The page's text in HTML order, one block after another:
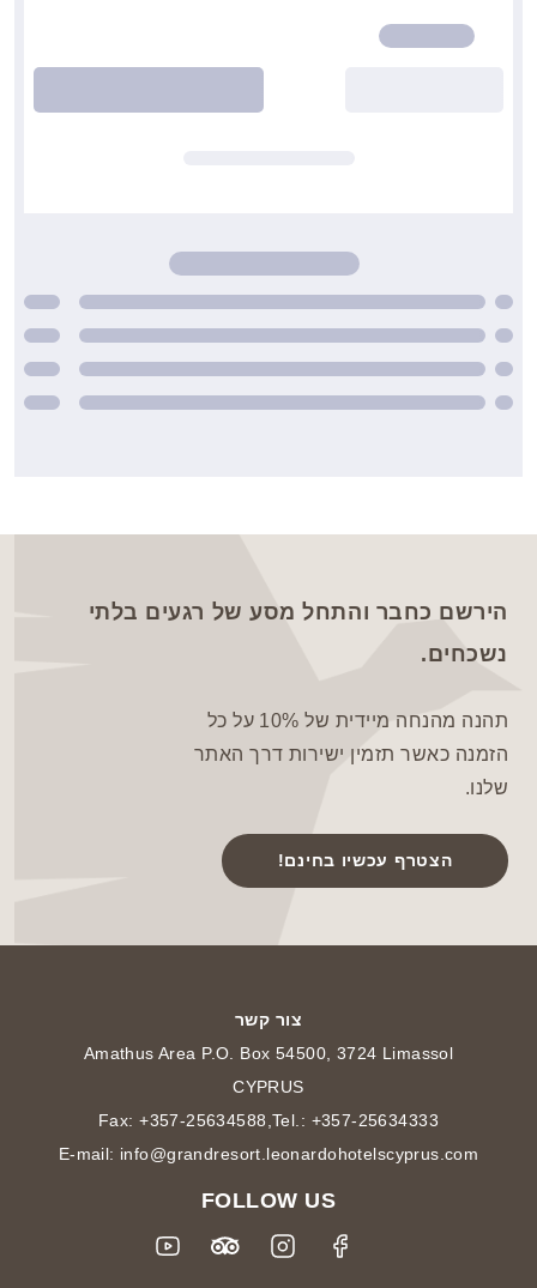
הירשם כחבר והתחל מסע של רגעים בלתי
נשכחים.
תהנה מהנחה מיידית של 10% על כל
הזמנה כאשר תזמין ישירות דרך האתר
שלנו.
הצטרף עכשיו בחינם!
צור קשר
Amathus Area P.O. Box 54500, 3724 Limassol
CYPRUS
Tel.: +357-25634333
Fax: +357-25634588
E-mail: info@grandresort.leonardohotelscyprus.com
FOLLOW US